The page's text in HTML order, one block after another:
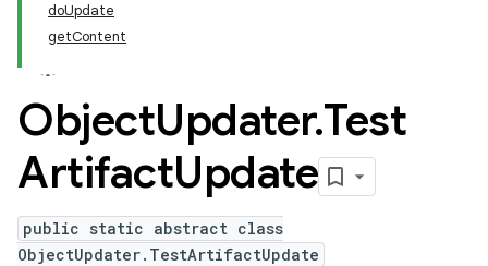
doUpdate
getContent
ObjectUpdater.Test
ArtifactUpdate
public static abstract class
ObjectUpdater.TestArtifactUpdate